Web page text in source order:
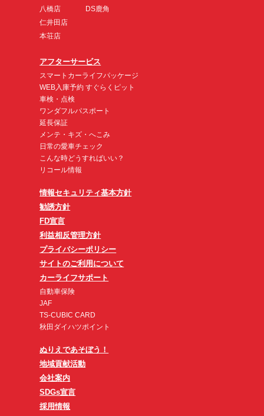
八橋店
仁井田店
本荘店
DS鹿角
アフターサービス
スマートカーライフパッケージ
WEB入庫予約 すぐらくピット
車検・点検
ワンダフルパスポート
延長保証
メンテ・キズ・へこみ
日常の愛車チェック
こんな時どうすればいい？
リコール情報
情報セキュリティ基本方針
勧誘方針
FD宣言
利益相反管理方針
プライバシーポリシー
サイトのご利用について
カーライフサポート
自動車保険
JAF
TS-CUBIC CARD
秋田ダイハツポイント
ぬりえであそぼう！
地域貢献活動
会社案内
SDGs宣言
採用情報